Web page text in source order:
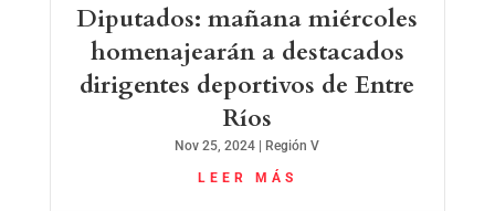
Diputados: mañana miércoles
homenajearán a destacados
dirigentes deportivos de Entre
Ríos
Nov 25, 2024 | Región V
LEER MÁS